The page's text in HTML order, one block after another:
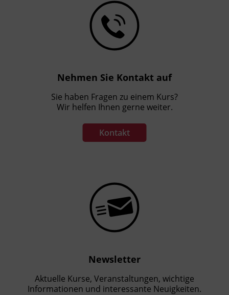
Nehmen Sie Kontakt auf
Sie haben Fragen zu einem Kurs?
Wir helfen Ihnen gerne weiter.
Kontakt
Newsletter
Aktuelle Kurse, Veranstaltungen, wichtige
Informationen und interessante Neuigkeiten.